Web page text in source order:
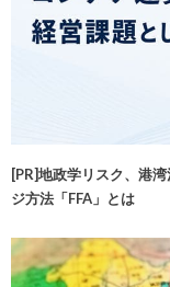
[PR]地政学リスク、港
ジ方法「FFA」とは